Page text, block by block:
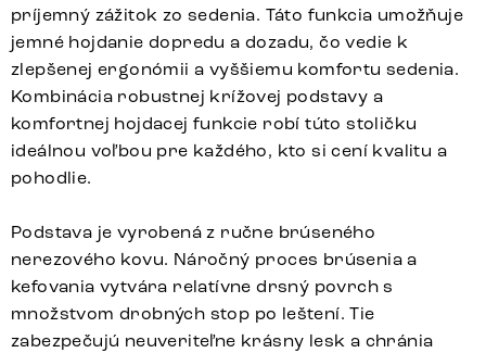
príjemný zážitok zo sedenia. Táto funkcia umožňuje
jemné hojdanie dopredu a dozadu, čo vedie k
zlepšenej ergonómii a vyššiemu komfortu sedenia.
Kombinácia robustnej krížovej podstavy a
komfortnej hojdacej funkcie robí túto stoličku
ideálnou voľbou pre každého, kto si cení kvalitu a
pohodlie.
Podstava je vyrobená z ručne brúseného
nerezového kovu. Náročný proces brúsenia a
kefovania vytvára relatívne drsný povrch s
množstvom drobných stop po leštení. Tie
zabezpečujú neuveriteľne krásny lesk a chránia